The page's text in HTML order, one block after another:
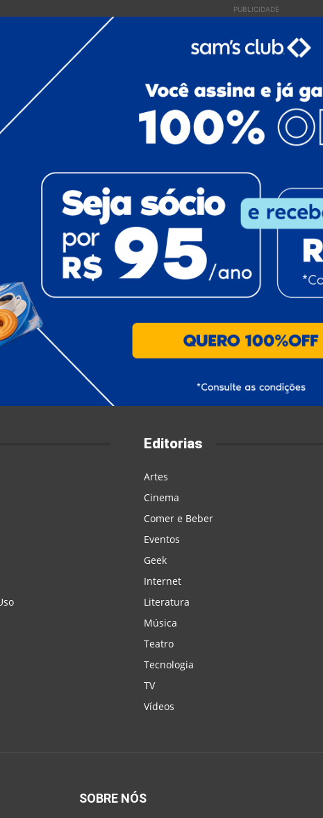
PUBLICIDADE
Editorias
Artes
Cinema
Comer e Beber
Eventos
Geek
Internet
Literatura
Música
Teatro
Tecnologia
TV
Vídeos
SOBRE NÓS